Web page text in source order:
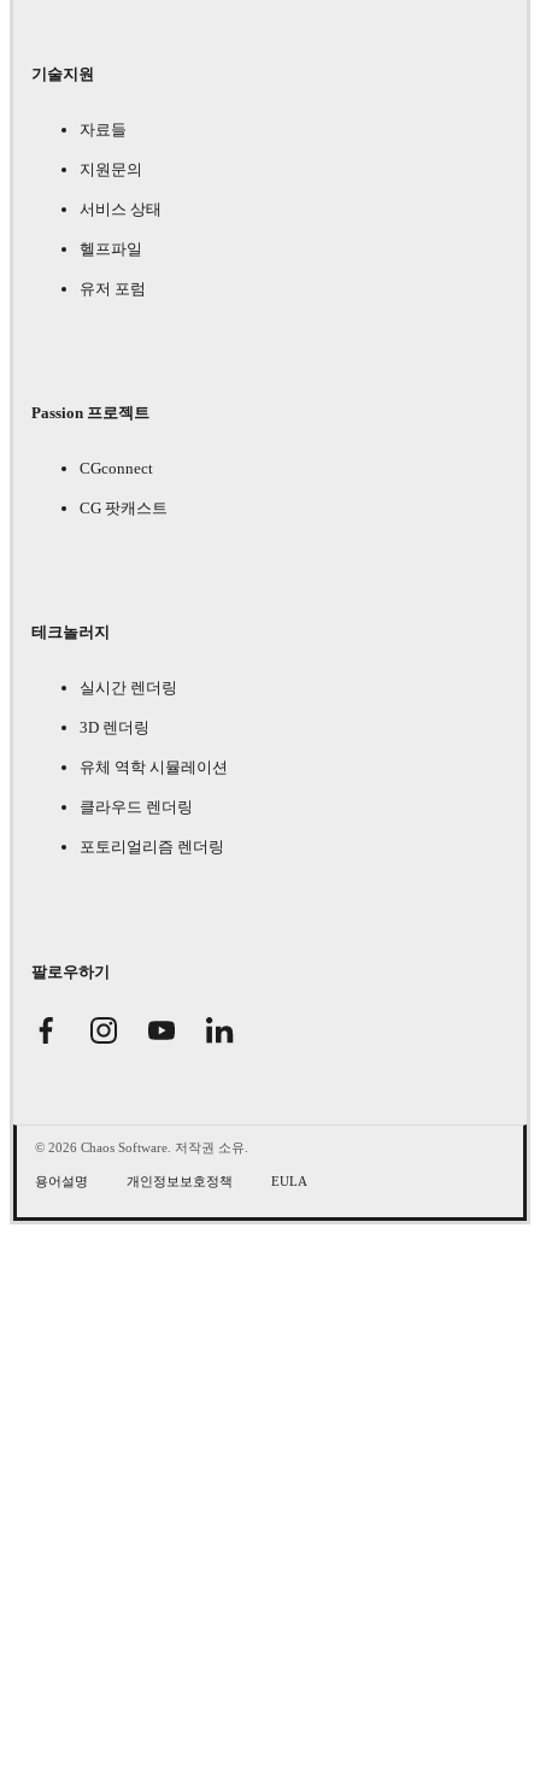
기술지원
자료들
지원문의
서비스 상태
헬프파일
유저 포럼
Passion 프로젝트
CGconnect
CG 팟캐스트
테크놀러지
실시간 렌더링
3D 렌더링
유체 역학 시뮬레이션
클라우드 렌더링
포토리얼리즘 렌더링
팔로우하기
© 2026 Chaos Software. 저작권 소유.
용어설명 개인정보보호정책 EULA